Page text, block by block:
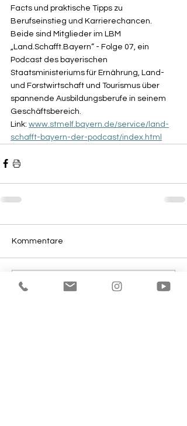
Facts und praktische Tipps zu
Berufseinstieg und Karrierechancen.
Beide sind Mitglieder im LBM
Land.Schafft.Bayern“ - Folge 07, ein
Podcast des bayerischen
Staatsministeriums für Ernährung, Land-
und Forstwirtschaft und Tourismus über
spannende Ausbildungsberufe in seinem
Geschäftsbereich.
Link: www.stmelf.bayern.de/service/land-
schafft-bayern-der-podcast/index.html
Kommentare
Kommentar verfassen...